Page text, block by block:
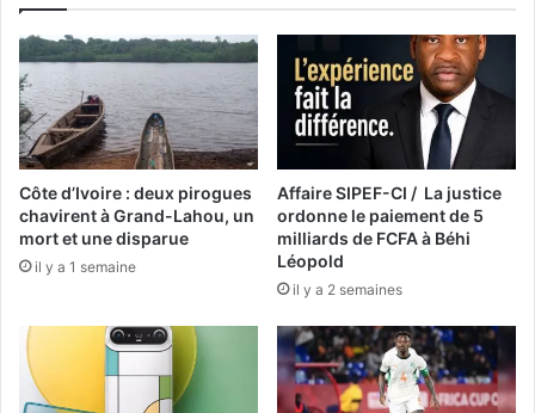
Côte d’Ivoire : deux pirogues
chavirent à Grand-Lahou, un
mort et une disparue
il y a 1 semaine
Affaire SIPEF-CI / La justice
ordonne le paiement de 5
milliards de FCFA à Béhi
Léopold
il y a 2 semaines